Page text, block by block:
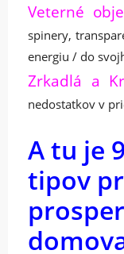
Veterné
spinery,
energiu / do
Zrkadlá a
nedostatkov v
A tu je
tipov